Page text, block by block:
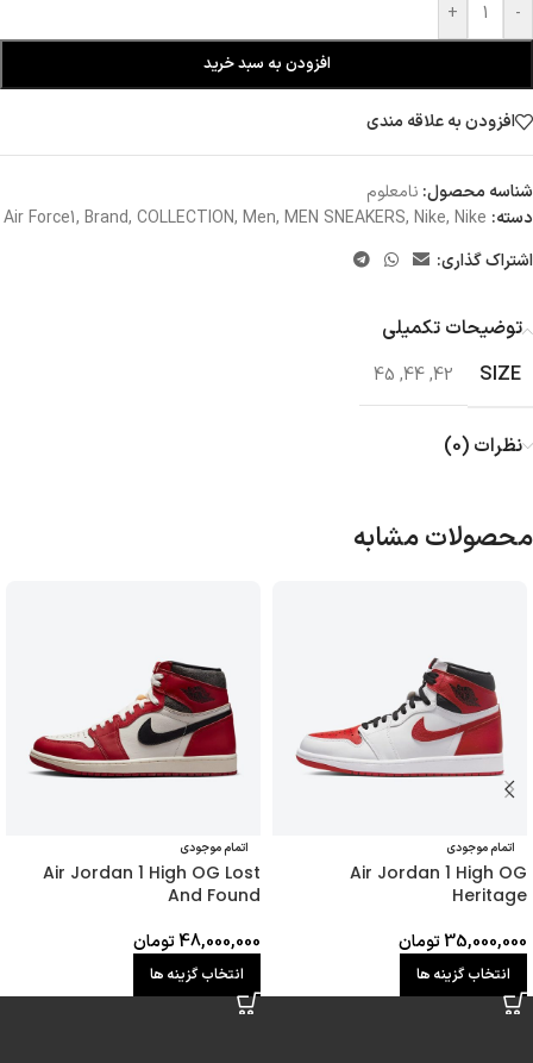
-
+
افزودن به سبد خرید
افزودن به علاقه مندی
شناسه محصول: نامعلوم
دسته:
Air Force1, Brand, COLLECTION, Men, MEN SNEAKERS, Nike, Nike
اشتراک گذاری:
توضیحات تکمیلی
SIZE
42
,
44
,
45
نظرات (0)
محصولات مشابه
اتمام موجودی
Air Jordan 1 High OG
Heritage
35,000,000تومان
انتخاب گزینه ها
اتمام موجودی
Air Jordan 1 High OG Lost
And Found
48,000,000تومان
انتخاب گزینه ها